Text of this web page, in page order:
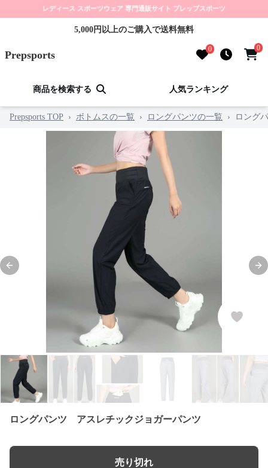
レディース スポーツウェア 専門通販サイト プレップスポーツ
5,000円以上のご購入で送料無料
Prepsports 0 0
商品を検索する 人気ランキング
Prepsports TOP › ボトムスの一覧 › ロングパンツの一覧 › ロング
Previous slide
ロングパンツ アスレチックジョガーパンツ
売り切れ